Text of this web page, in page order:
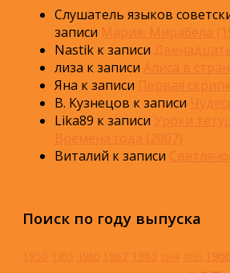
Слушатель языков
записи Мария, Мирабела
Nastik к записи
лиза к записи Алиса в
Яна к записи Первая
В. Кузнецов к записи
Lika89 к записи Уроки
Времена года (2007)
Виталий к записи
Поиск по году выпуска
1950 1955 1960 1962 1963 1964 1965 1966